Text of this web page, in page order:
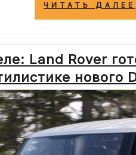
ЧИТАТЬ ДАЛЕЕ
Land Rover
нового